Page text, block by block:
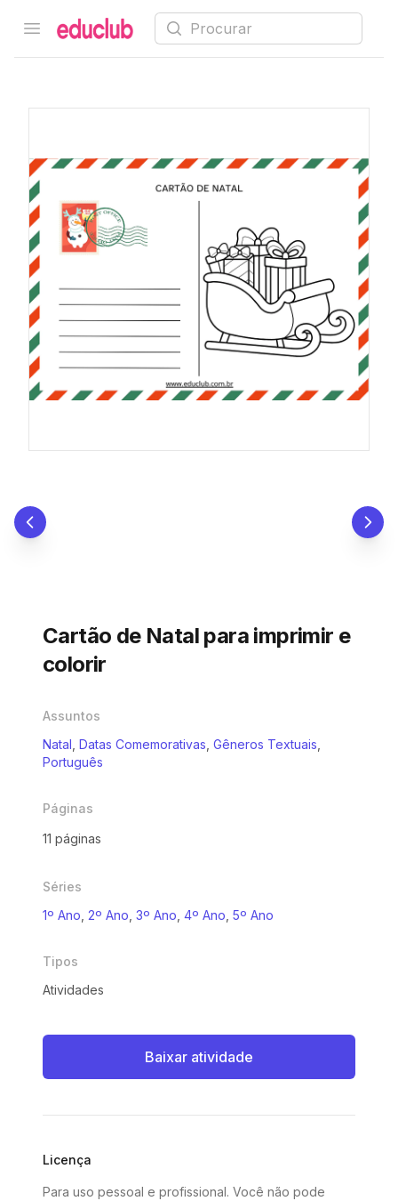
Open menu
Educlub Procurar
Cartão de Natal para imprimir e
colorir
Assuntos
Natal Datas Comemorativas Gêneros Textuais
Português
Páginas
11 páginas
Séries
1º Ano 2º Ano 3º Ano 4º Ano 5º Ano
Tipos
Atividades
Baixar atividade
Licença
Para uso pessoal e profissional. Você não pode